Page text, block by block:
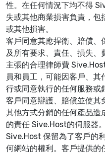
性。在任何情況下均不得
失或其他商業損害負責，包
或其他損害。
客戶同意其應捍衛、賠償
及所有要求、責任、損失
主張的合理律師費
員和員工，可能因客戶、
行或同意執行的任何服務或
客戶同意辯護、賠償並使其
其他方式分銷的任何產品造
的責任 Sive.Host的伺服器。
Sive.Host 保留為了客戶的
何網站的權利。客戶提供的